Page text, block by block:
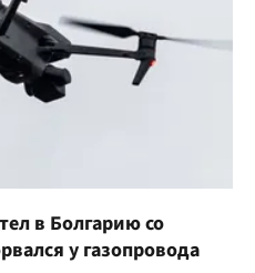
в Болгарию со
у газопровода